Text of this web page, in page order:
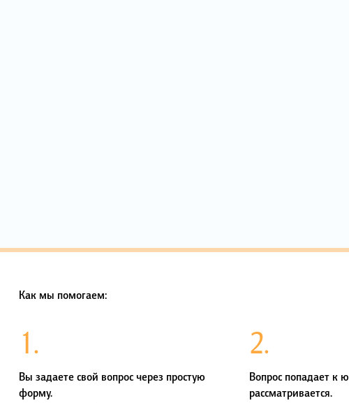
Как мы помогаем:
1.
Вы задаете свой вопрос через простую
форму.
2.
Вопрос попадает к
рассматривается.